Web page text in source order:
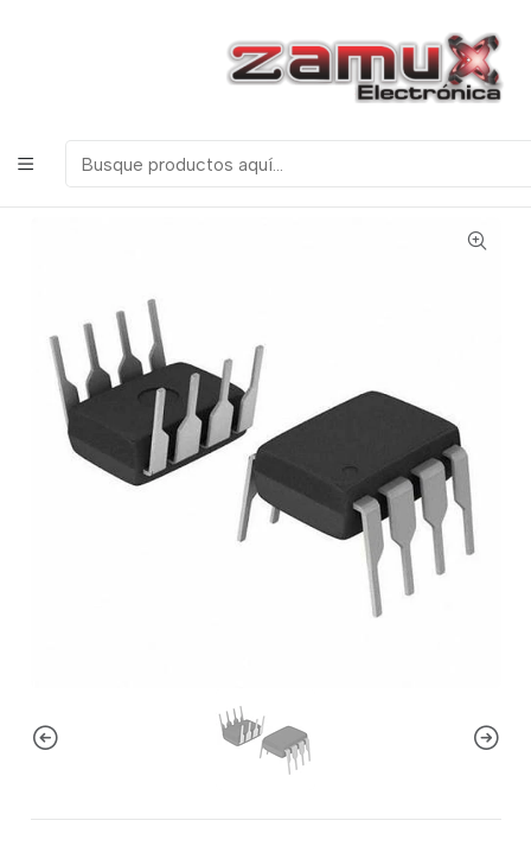
ELECTRONICOS, ROBOTICA & TECNOLOGIA
Productos
Semiconductores
Serie 74 TTL
BIDRIRECCIONAL RS485